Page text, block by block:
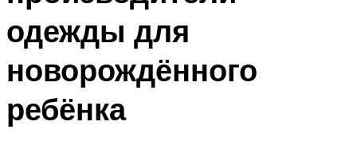
одежды для
новорождённого
ребёнка